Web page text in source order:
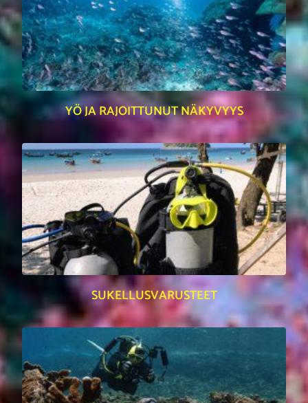
YÖ JA RAJOITTUNUT NÄKYVYYS
SUKELLUSVARUSTEET